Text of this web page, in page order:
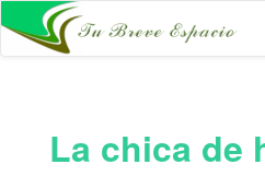
La chica de